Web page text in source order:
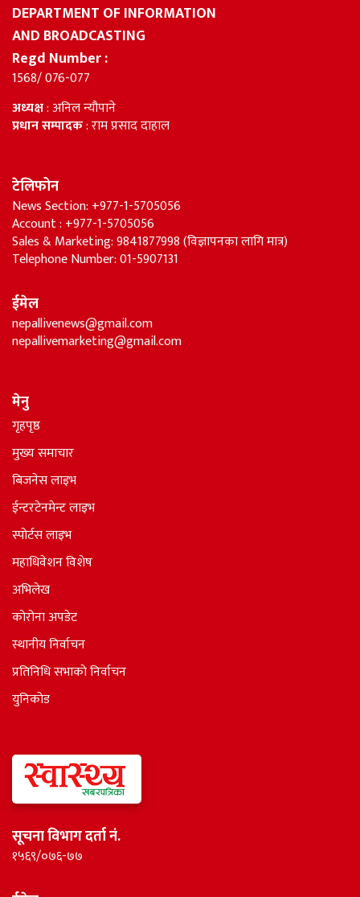
DEPARTMENT OF INFORMATION
AND BROADCASTING
Regd Number :
1568/ 076-077
अध्यक्ष: अनिल न्यौपाने
प्रधान सम्पादक: राम प्रसाद दाहाल
टेलिफोन
News Section: +977-1-5705056
Account : +977-1-5705056
Sales & Marketing: 9841877998 (विज्ञापनका लागि मात्र)
Telephone Number: 01-5907131
ईमेल
nepallivenews@gmail.com
nepallivemarketing@gmail.com
मेनु
गृहपृष्ठ
मुख्य समाचार
बिजनेस लाइभ
ईन्टरटेनमेन्ट लाइभ
स्पोर्टस लाइभ
महाधिवेशन विशेष
अभिलेख
कोरोना अपडेट
स्थानीय निर्वाचन
प्रतिनिधि सभाकाे निर्वाचन
युनिकोड
सूचना विभाग दर्ता नं.
१५६९/०७६-७७